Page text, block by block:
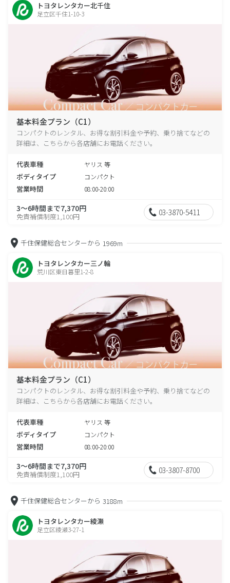
トヨタレンタカー北千住
足立区千住1-10-3
基本料金プラン（C1）
コンパクトのレンタル、お得な割引料金や予約、乗り捨てなどの
詳細は、こちらから各店舗にお電話ください。
代表車種 ヤリス 等
ボディタイプ コンパクト
営業時間 08:00-20:00
3～6時間まで7,370円
免責補償制度1,100円 03-3870-5411
千住保健総合センターから 1969m
トヨタレンタカー三ノ輪
荒川区東日暮里1-2-8
基本料金プラン（C1）
コンパクトのレンタル、お得な割引料金や予約、乗り捨てなどの
詳細は、こちらから各店舗にお電話ください。
代表車種 ヤリス 等
ボディタイプ コンパクト
営業時間 08:00-20:00
3～6時間まで7,370円
免責補償制度1,100円 03-3807-8700
千住保健総合センターから 3188m
トヨタレンタカー綾瀬
足立区綾瀬3-27-1